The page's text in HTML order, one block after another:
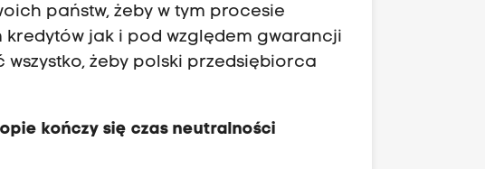
państw, żeby w tym procesie
jak i pod względem gwarancji
wszystko, żeby polski przedsiębiorca
kończy się czas neutralności